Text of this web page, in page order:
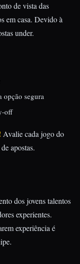
de vista das
em casa. Devido à
under.
opção segura
off
Avalie cada jogo do
apostas.
dos jovens talentos
experientes.
experiência é